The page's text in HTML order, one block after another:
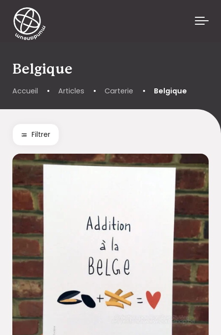
Skip to main content
Belgique
Accueil • Articles • Carterie • Belgique
Filtrer